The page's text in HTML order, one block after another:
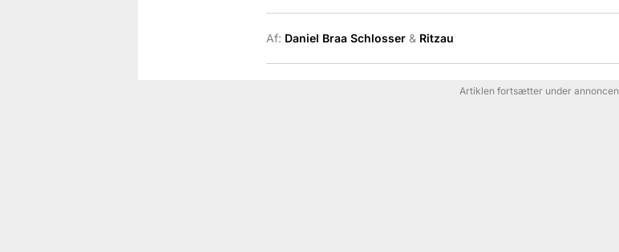
Af: Daniel Braa Schlosser & Ritzau
Artiklen fortsætter under annoncen